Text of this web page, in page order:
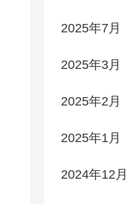
2025年7月
2025年3月
2025年2月
2025年1月
2024年12月